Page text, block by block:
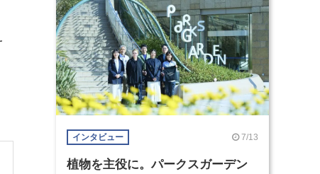
インタビュー 7/13
植物を主役に。パークスガーデン